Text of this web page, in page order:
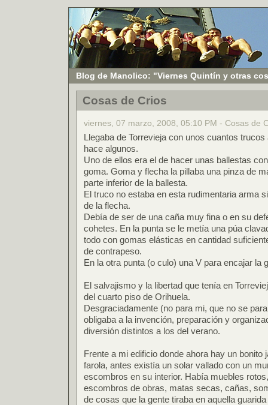
Blog de Manolico: "Viernes Quintín y otras
Cosas de Crios
viernes, 07 marzo, 2008, 05:10 PM - Cosas de
Llegaba de Torrevieja con unos cuantos
hace algunos.
Uno de ellos era el de hacer unas ballestas
goma. Goma y flecha la pillaba una pinza de
parte inferior de la ballesta.
El truco no estaba en esta rudimentaria arma
de la flecha.
Debía de ser de una caña muy fina o en su
cohetes. En la punta se le metía una púa
todo con gomas elásticas en cantidad
de contrapeso.
En la otra punta (o culo) una V para encajar la
El salvajismo y la libertad que tenía en
del cuarto piso de Orihuela.
Desgraciadamente (no para mi, que no se
obligaba a la invención, preparación y
diversión distintos a los del verano.
Frente a mi edificio donde ahora hay un
farola, antes existía un solar vallado con un
escombros en su interior. Había muebles
escombros de obras, matas secas, cañas,
de cosas que la gente tiraba en aquella